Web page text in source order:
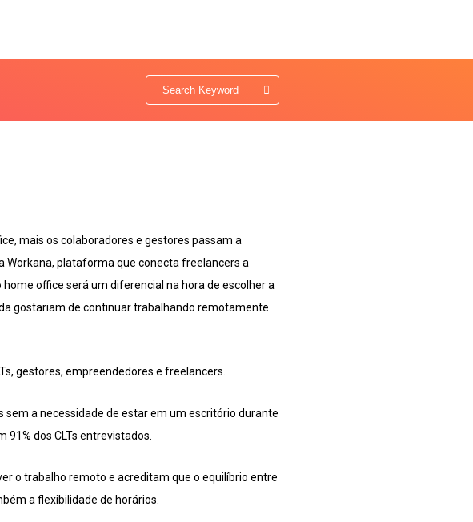
mais os colaboradores e gestores passam a
Workana, plataforma que conecta freelancers a
office será um diferencial na hora de escolher a
gostariam de continuar trabalhando remotamente
gestores, empreendedores e freelancers.
a necessidade de estar em um escritório durante
dos CLTs entrevistados.
o trabalho remoto e acreditam que o equilíbrio entre
a flexibilidade de horários.